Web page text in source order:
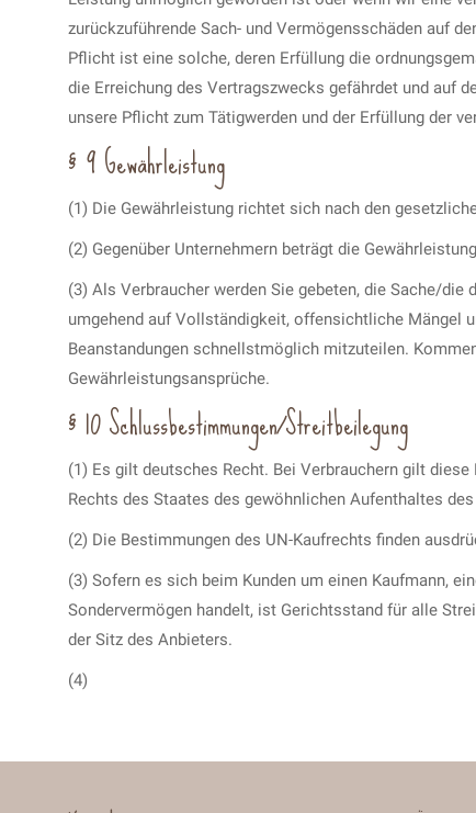
zurückzuführende Sach- und Vermögensschäden auf
Pflicht ist eine solche, deren Erfüllung die
die Erreichung des Vertragszwecks gefährdet und auf
unsere Pflicht zum Tätigwerden und der Erfüllung der
§ 9 Gewährleistung
(1) Die Gewährleistung richtet sich nach den
(2) Gegenüber Unternehmern beträgt die
(3) Als Verbraucher werden Sie gebeten, die Sache/
umgehend auf Vollständigkeit, offensichtliche Mängel
Beanstandungen schnellstmöglich mitzuteilen.
Gewährleistungsansprüche.
§ 10 Schlussbestimmungen/Streitbeilegung
(1) Es gilt deutsches Recht. Bei Verbrauchern gilt
Rechts des Staates des gewöhnlichen Aufenthaltes
(2) Die Bestimmungen des UN-Kaufrechts finden
(3) Sofern es sich beim Kunden um einen Kaufmann,
Sondervermögen handelt, ist Gerichtsstand für alle
der Sitz des Anbieters.
(4)